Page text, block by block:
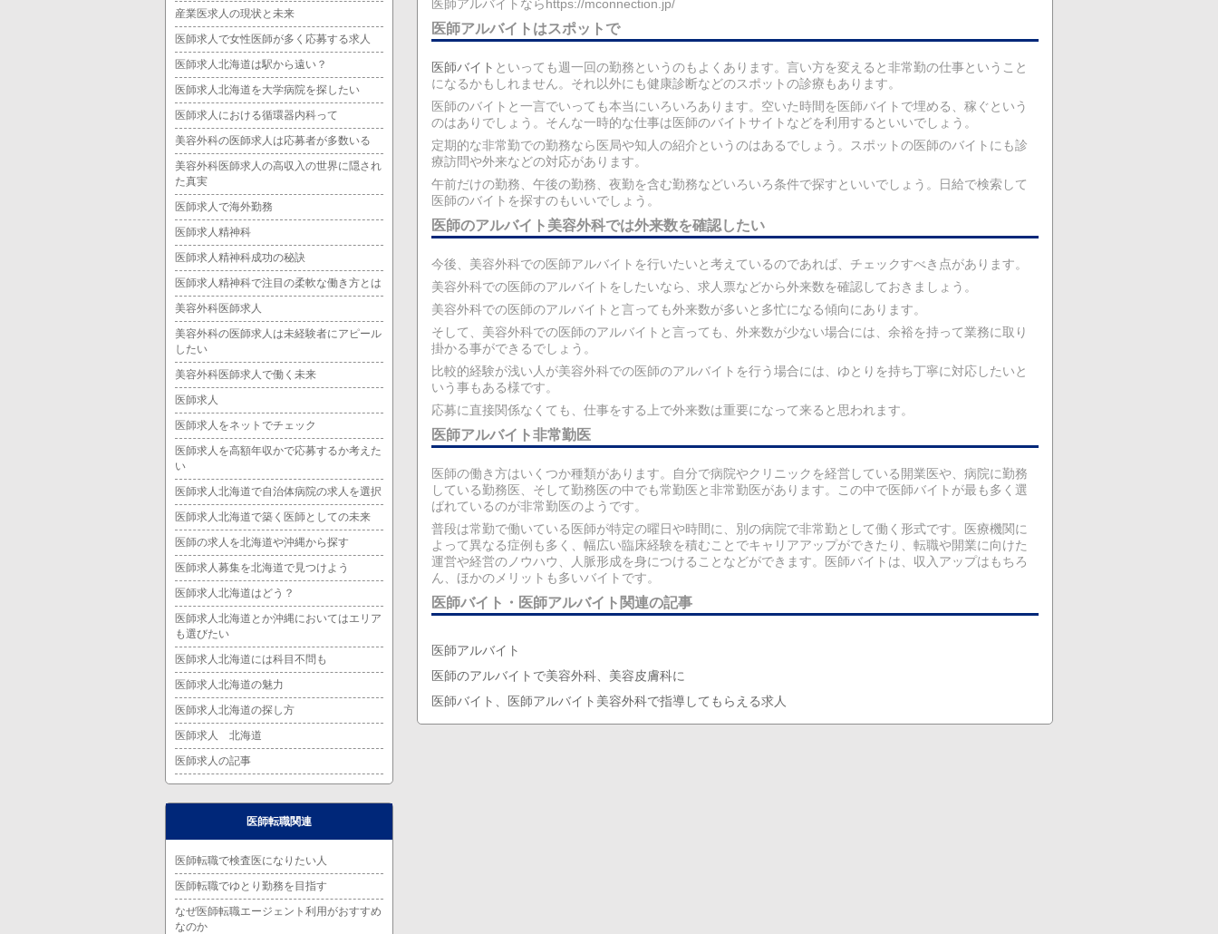
医師アルバイトならhttps://mconnection.jp/
医師アルバイトはスポットで
医師バイト といっても週一回の勤務というのもよくあります。言い方を変えると非常勤の仕事ということ
になるかもしれません。それ以外にも健康診断などのスポットの診療もあります。
医師のバイトと一言でいっても本当にいろいろあります。空いた時間を医師バイトで埋める、稼ぐという
のはありでしょう。そんな一時的な仕事は医師のバイトサイトなどを利用するといいでしょう。
定期的な非常勤での勤務なら医局や知人の紹介というのはあるでしょう。スポットの医師のバイトにも診
療訪問や外来などの対応があります。
午前だけの勤務、午後の勤務、夜勤を含む勤務などいろいろ条件で探すといいでしょう。日給で検索して
医師のバイトを探すのもいいでしょう。
医師のアルバイト美容外科では外来数を確認したい
今後、美容外科での医師アルバイトを行いたいと考えているのであれば、チェックすべき点があります。
美容外科での医師のアルバイトをしたいなら、求人票などから外来数を確認しておきましょう。
美容外科での医師のアルバイトと言っても外来数が多いと多忙になる傾向にあります。
そして、美容外科での医師のアルバイトと言っても、外来数が少ない場合には、余裕を持って業務に取り
掛かる事ができるでしょう。
比較的経験が浅い人が美容外科での医師のアルバイトを行う場合には、ゆとりを持ち丁寧に対応したいと
いう事もある様です。
応募に直接関係なくても、仕事をする上で外来数は重要になって来ると思われます。
医師アルバイト非常勤医
医師の働き方はいくつか種類があります。自分で病院やクリニックを経営している開業医や、病院に勤務
している勤務医、そして勤務医の中でも常勤医と非常勤医があります。この中で医師バイトが最も多く選
ばれているのが非常勤医のようです。
普段は常勤で働いている医師が特定の曜日や時間に、別の病院で非常勤として働く形式です。医療機関に
よって異なる症例も多く、幅広い臨床経験を積むことでキャリアアップができたり、転職や開業に向けた
運営や経営のノウハウ、人脈形成を身につけることなどができます。医師バイトは、収入アップはもちろ
ん、ほかのメリットも多いバイトです。
医師バイト・医師アルバイト関連の記事
医師アルバイト
医師のアルバイトで美容外科、美容皮膚科に
医師バイト、医師アルバイト美容外科で指導してもらえる求人
産業医求人の現状と未来
医師求人で女性医師が多く応募する求人
医師求人北海道は駅から遠い？
医師求人北海道を大学病院を探したい
医師求人における循環器内科って
美容外科の医師求人は応募者が多数いる
美容外科医師求人の高収入の世界に隠され
た真実
医師求人で海外勤務
医師求人精神科
医師求人精神科成功の秘訣
医師求人精神科で注目の柔軟な働き方とは
美容外科医師求人
美容外科の医師求人は未経験者にアピール
したい
美容外科医師求人で働く未来
医師求人
医師求人をネットでチェック
医師求人を高額年収かで応募するか考えた
い
医師求人北海道で自治体病院の求人を選択
医師求人北海道で築く医師としての未来
医師の求人を北海道や沖縄から探す
医師求人募集を北海道で見つけよう
医師求人北海道はどう？
医師求人北海道とか沖縄においてはエリア
も選びたい
医師求人北海道には科目不問も
医師求人北海道の魅力
医師求人北海道の探し方
医師求人 北海道
医師求人の記事
医師転職関連
医師転職で検査医になりたい人
医師転職でゆとり勤務を目指す
なぜ医師転職エージェント利用がおすすめ
なのか